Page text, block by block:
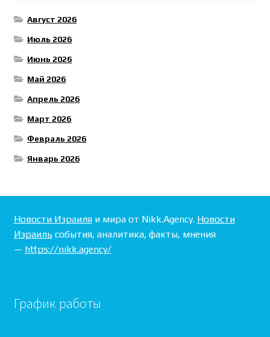
Август 2026
Июль 2026
Июнь 2026
Май 2026
Апрель 2026
Март 2026
Февраль 2026
Январь 2026
Новости Израиляи мира от Nikk.Agency. Новости
Израильсобытия, аналитика, факты, мнения
— https://nikk.agency/
График работы